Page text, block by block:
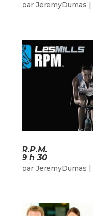
par JeremyDumas
R.P.M.
9 h 30
par JeremyDumas |